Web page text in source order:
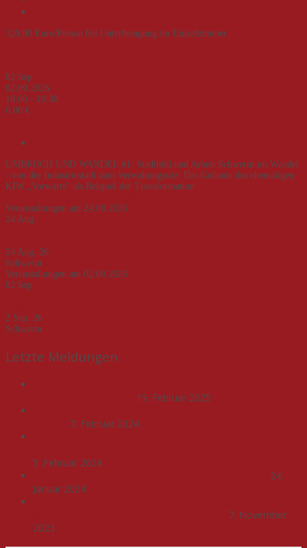
320,00 Euro/Person bei Unterbringung im Einzelzimmer
02 Sep.
02.09.2026
18:00 - 19:30
0,00 €
UMBRUCH UND WANDEL #1: Stadtbild und Arbeit Schwerin im Wandel
- von der Industriestadt zum Verwaltungssitz: Das Gelände des ehemaligen
KIW „Vorwärts“ als Beispiel der Transformation
Veranstaltungen am 24.08.2026
24 Aug.
24 Aug. 26
Schwerin
Veranstaltungen am 02.09.2026
02 Sep.
2 Sep. 26
Schwerin
Letzte Meldungen
19. Februar 2025
7. Februar 2024
5. Februar 2024
24.
Januar 2024
7. November
2023